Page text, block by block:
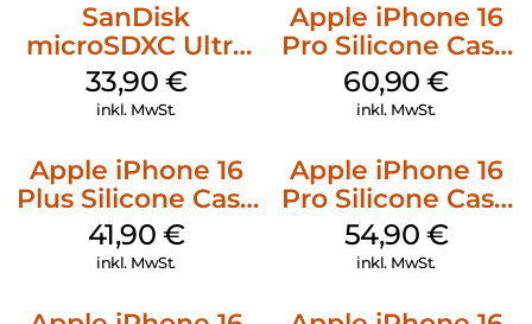
SanDisk
microSDXC Ultra
128 GB + Adapter
Mobile
33,90 €
inkl. MwSt.
Apple iPhone 16
Pro Silicone Case
MagSafe Stone
Gray
60,90€
inkl. MwSt.
Apple iPhone 16
Plus Silicone Case
MagSafe Stone
Gray
41,90 €
inkl. MwSt.
Apple iPhone 16
Pro Silicone Case
MagSafe Black
54,90 €
inkl. MwSt.